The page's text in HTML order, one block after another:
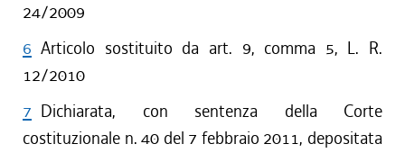
24/2009
6 Articolo sostituito da art. 9, comma 5, L. R.
12/2010
7 Dichiarata, con sentenza della Corte
costituzionale n. 40 del 7 febbraio 2011, depositata